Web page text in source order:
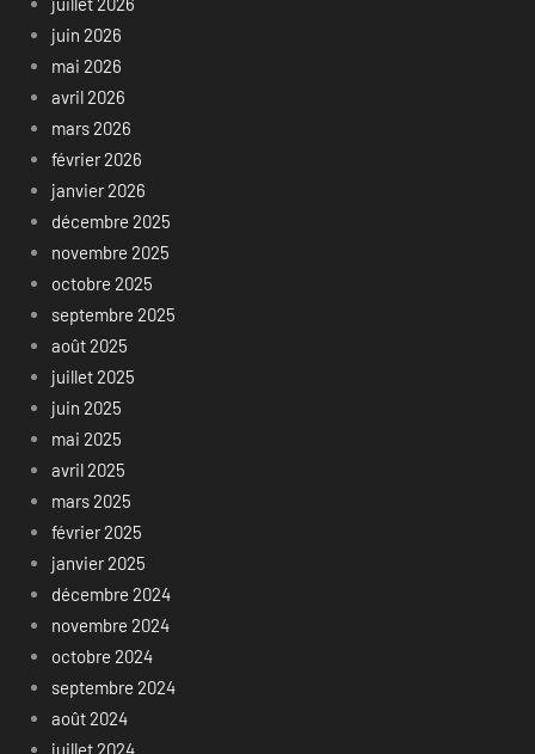
juin 2026
mai 2026
avril 2026
mars 2026
février 2026
janvier 2026
décembre 2025
novembre 2025
octobre 2025
septembre 2025
août 2025
juillet 2025
juin 2025
mai 2025
avril 2025
mars 2025
février 2025
janvier 2025
décembre 2024
novembre 2024
octobre 2024
septembre 2024
août 2024
juillet 2024